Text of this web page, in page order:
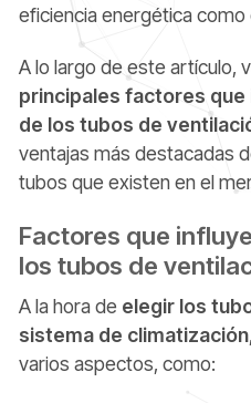
eficiencia energética como
A lo largo de este artículo,
principales factores que
de los tubos de
ventajas más destacadas
tubos que existen en el
Factores que
los tubos de
A la hora de elegir los
sistema de climatización
varios aspectos, como: